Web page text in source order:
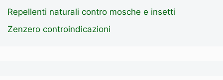
Repellenti naturali contro mosche e insetti
Zenzero controindicazioni